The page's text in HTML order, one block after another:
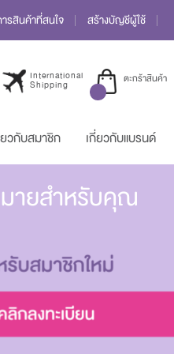
รสินค้าที่สนใจ สร้างบัญชีผู้ใช้
International
Shipping ตะกร้าสินค้า
วกับสมาชิก เกี่ยวกับแบรนด์
มายสำหรับคุณ